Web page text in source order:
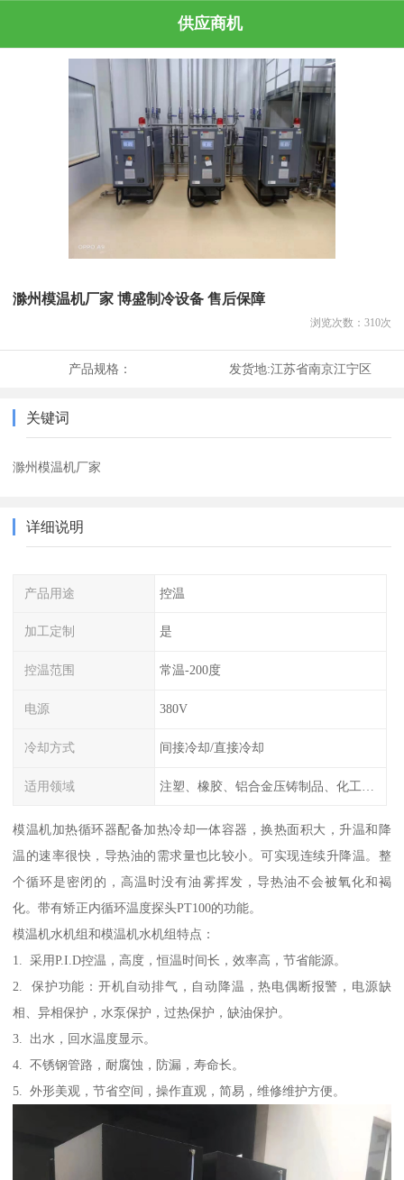
供应商机
滁州模温机厂家 博盛制冷设备 售后保障
浏览次数： 310次
产品规格： 发货地:江苏省南京江宁区
关键词
滁州模温机厂家
详细说明
产品用途 控温
加工定制 是
控温范围 常温-200度
电源 380V
冷却方式 间接冷却/直接冷却
适用领域
模温机加热循环器配备加热冷却一体容器，换热面积大，升温和降
温的速率很快，导热油的需求量也比较小。可实现连续升降温。整
个循环是密闭的，高温时没有油雾挥发，导热油不会被氧化和褐
化。带有矫正内循环温度探头PT100的功能。
模温机水机组和模温机水机组特点：
1. 采用P.I.D控温，高度，恒温时间长，效率高，节省能源。
2. 保护功能：开机自动排气，自动降温，热电偶断报警，电源缺
相、异相保护，水泵保护，过热保护，缺油保护。
3. 出水，回水温度显示。
4. 不锈钢管路，耐腐蚀，防漏，寿命长。
5. 外形美观，节省空间，操作直观，简易，维修维护方便。